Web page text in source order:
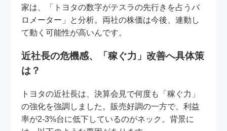
家は、「トヨタの数字がテスラの先行きを占うバ
ロメーター」と分析。両社の株価は今後、連動し
て動く可能性が高いんです。
近社長の危機感、「稼ぐ力」改善へ具体策
は？
トヨタの近社長は、決算会見で何度も「稼ぐ力」
の強化を強調しました。販売好調の一方で、利益
率が2-3%台に低下しているのがネック。背景に